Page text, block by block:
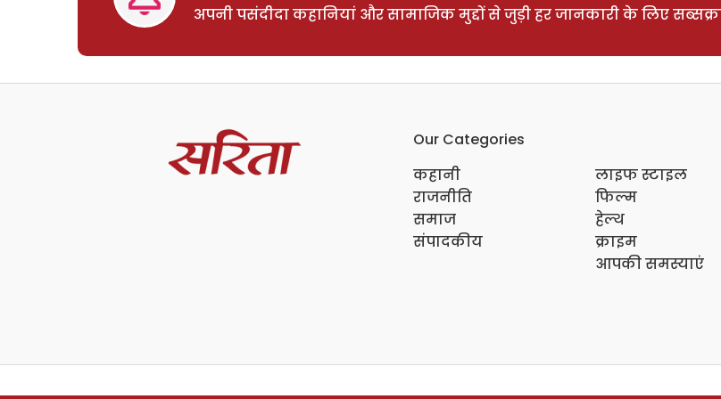
अपनी पसंदीदा कहानियां और सामाजिक मुद्दों से जुड़ी हर जानकारी के लिए
Our Categories
कहानी
राजनीति
समाज
संपादकीय
लाइफ स्टाइल
फिल्म
हेल्थ
क्राइम
आपकी समस्याएं